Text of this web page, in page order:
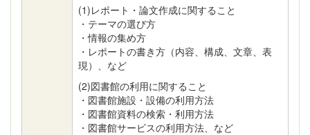
(1)レポート・論文作成に関すること
・テーマの選び方
・情報の集め方
・レポートの書き方（内容、構成、文章、表
現）、など
(2)図書館の利用に関すること
・図書館施設・設備の利用方法
・図書館資料の検索・利用方法
・図書館サービスの利用方法、など